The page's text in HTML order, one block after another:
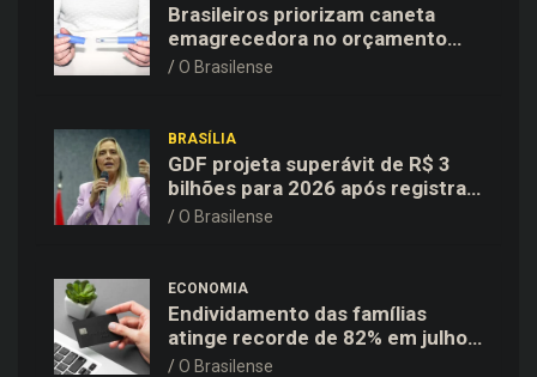
Brasileiros priorizam caneta
emagrecedora no orçamento
mesmo em situação de aperto
O Brasilense
BRASÍLIA
GDF projeta superávit de R$ 3
bilhões para 2026 após registrar
recuo no déficit
O Brasilense
ECONOMIA
Endividamento das famílias
atinge recorde de 82% em julho;
cartão de crédito segue como
O Brasilense